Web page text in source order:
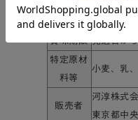
保存方法 直射日光
賞味期限 発送日か
特定原材
料等
小麦、乳
販売者
河淳株式
東京都中